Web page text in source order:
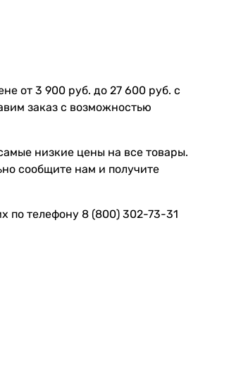
от 3 900 руб. до 27 600 руб. с
заказ с возможностью
низкие цены на все товары.
сообщите нам и получите
по телефону 8 (800) 302-73-31